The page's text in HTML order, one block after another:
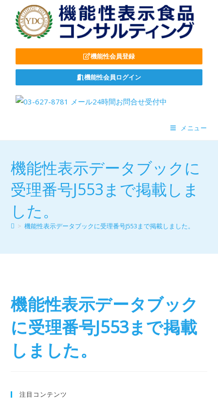
機能性会員登録
機能性会員ログイン
メニュー
機能性表示データブックに
受理番号J553まで掲載しま
した。
> 機能性表示データブックに受理番号J553まで掲載しました。
機能性表示データブック
に受理番号J553まで掲載
しました。
注目コンテンツ